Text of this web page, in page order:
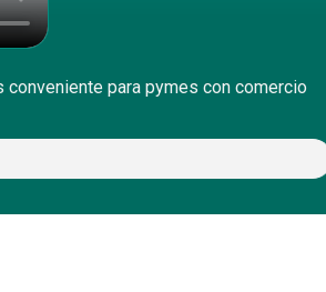
conveniente para pymes con comercio